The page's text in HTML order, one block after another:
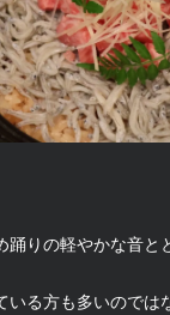
踊りの軽やかな音と
る方も多いのでは